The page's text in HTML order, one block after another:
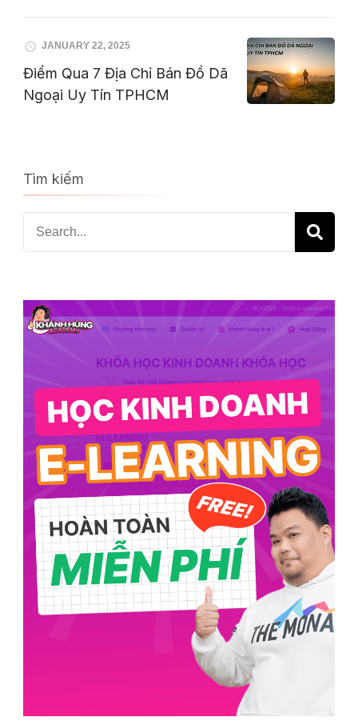
JANUARY 22, 2025
Điểm Qua 7 Địa Chỉ Bán Đồ Dã
Ngoại Uy Tín TPHCM
Tìm kiếm
Search
for: